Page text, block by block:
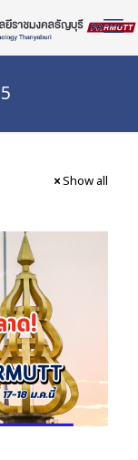
Show all